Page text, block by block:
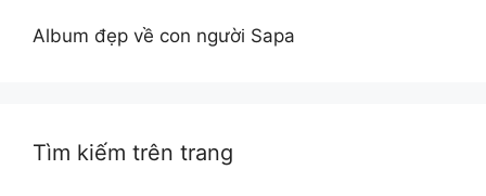
Album đẹp về con người Sapa
Tìm kiếm trên trang